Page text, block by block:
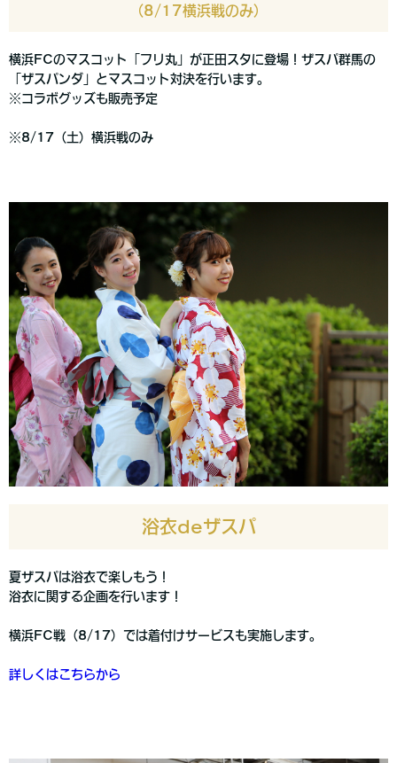
（8/17横浜戦のみ）
横浜FCのマスコット「フリ丸」が正田スタに登場！ザスパ群馬の
「ザスパンダ」とマスコット対決を行います。
※コラボグッズも販売予定
※8/17（土）横浜戦のみ
浴衣deザスパ
夏ザスパは浴衣で楽しもう！
浴衣に関する企画を行います！
横浜FC戦（8/17）では着付けサービスも実施します。
詳しくはこちらから